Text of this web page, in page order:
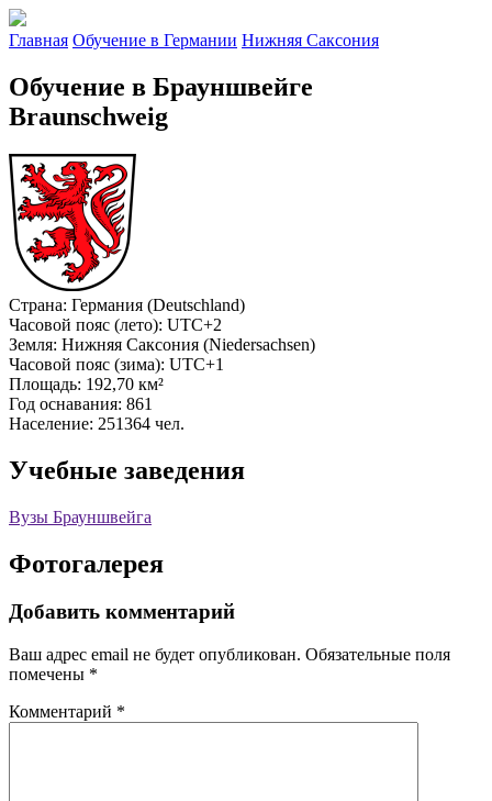
Главная Обучение в Германии Нижняя Саксония
Обучение в Брауншвейге
Braunschweig
Страна: Германия (Deutschland)
Часовой пояс (лето): UTC+2
Земля: Нижняя Саксония (Niedersachsen)
Часовой пояс (зима): UTC+1
Площадь: 192,70 км²
Год оснавания: 861
Население: 251364 чел.
Учебные заведения
Вузы Брауншвейга
Фотогалерея
Добавить комментарий
Ваш адрес email не будет опубликован. Обязательные поля
помечены *
Комментарий *